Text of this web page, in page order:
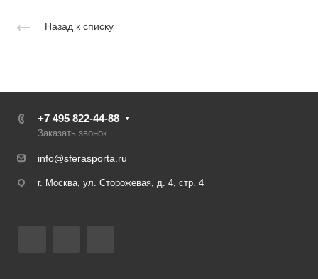
Назад к списку
+7 495 822-44-88
Заказать звонок
info@sferasporta.ru
г. Москва, ул. Сторожевая, д. 4, стр. 4